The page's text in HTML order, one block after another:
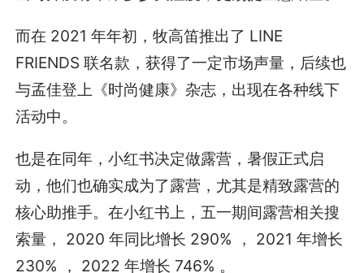
而在 2021 年年初，牧高笛推出了 LINE
FRIENDS 联名款，获得了一定市场声量，后续也
与孟佳登上《时尚健康》杂志，出现在各种线下
活动中。
也是在同年，小红书决定做露营，暑假正式启
动，他们也确实成为了露营，尤其是精致露营的
核心助推手。在小红书上，五一期间露营相关搜
索量， 2020 年同比增长 290% ， 2021 年增长
230% ， 2022 年增长 746% 。